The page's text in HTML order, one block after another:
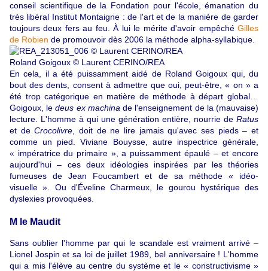
conseil scientifique de la Fondation pour l'école, émanation du
très libéral Institut Montaigne : de l'art et de la manière de garder
toujours deux fers au feu. À lui le mérite d'avoir empêché Gilles
de Robien de promouvoir dès 2006 la méthode alpha-syllabique.
Roland Goigoux © Laurent CERINO/REA
En cela, il a été puissamment aidé de Roland Goigoux qui, du
bout des dents, consent à admettre que oui, peut-être, « on » a
été trop catégorique en matière de méthode à départ global…
Goigoux, ledeus ex machina de l'enseignement de la (mauvaise)
lecture. L'homme à qui une génération entière, nourrie de Ratus
et deCrocolivre , doit de ne lire jamais qu'avec ses pieds – et
comme un pied. Viviane Bouysse, autre inspectrice générale,
« impératrice du primaire », a puissamment épaulé – et encore
aujourd'hui – ces deux idéologies inspirées par les théories
fumeuses de Jean Foucambert et de sa méthode « idéo-
visuelle ». Ou d'Éveline Charmeux, le gourou hystérique des
dyslexies provoquées.
M le Maudit
Sans oublier l'homme par qui le scandale est vraiment arrivé –
Lionel Jospin et sa loi de juillet 1989, bel anniversaire ! L'homme
qui a mis l'élève au centre du système et le « constructivisme »